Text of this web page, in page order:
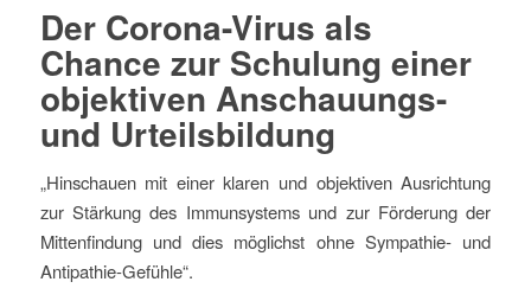
Der Corona-Virus als
Chance zur Schulung einer
objektiven Anschauungs-
und Urteilsbildung
„Hinschauen mit einer klaren und objektiven Ausrichtung
zur Stärkung des Immunsystems und zur Förderung der
Mittenfindung und dies möglichst ohne Sympathie- und
Antipathie-Gefühle“.